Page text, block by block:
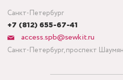
Санкт-Петербург
+7 (812) 655-67-41
access.spb@sewkit.ru
Санкт-Петербург, проспект